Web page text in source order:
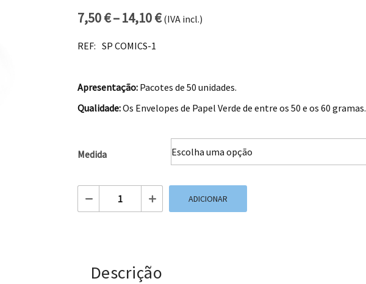
7,50€–14,10€
Price range: 7,50 € through 14,10 €
(IVA incl.)
REF: SP COMICS-1
Apresentação: Pacotes de 50 unidades.
Qualidade:Os Envelopes de Papel Verde de entre os 50 e os 60 gramas.
Medida
Quantidade de Envelopes de Papel Ouriço
ADICIONAR
Descrição